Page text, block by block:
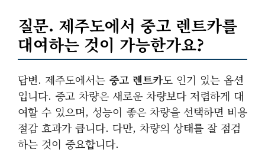
질문. 제주도에서 중고 렌트카를
대여하는 것이 가능한가요?
답변. 제주도에서는 중고 렌트카도 인기 있는 옵션
입니다. 중고 차량은 새로운 차량보다 저렴하게 대
여할 수 있으며, 성능이 좋은 차량을 선택하면 비용
절감 효과가 큽니다. 다만, 차량의 상태를 잘 점검
하는 것이 중요합니다.